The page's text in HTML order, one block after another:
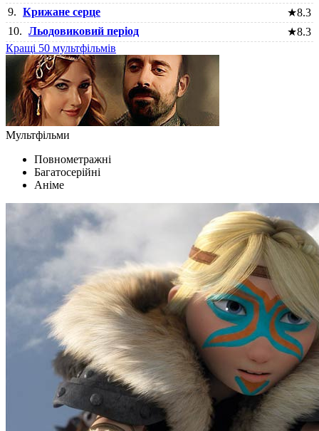
9. Крижане серце ★8.3
10. Льодовиковий період ★8.3
Кращі 50 мультфільмів
Мультфільми
Повнометражні
Багатосерійні
Аніме